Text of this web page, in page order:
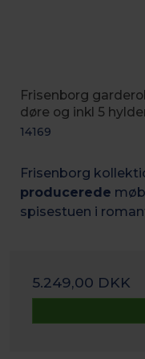
Frisenborg
døre og inkl 5
14169
Frisenborg
producerede
spisestuen i
5.249,00 DKK